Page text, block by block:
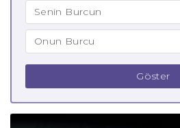
Göster